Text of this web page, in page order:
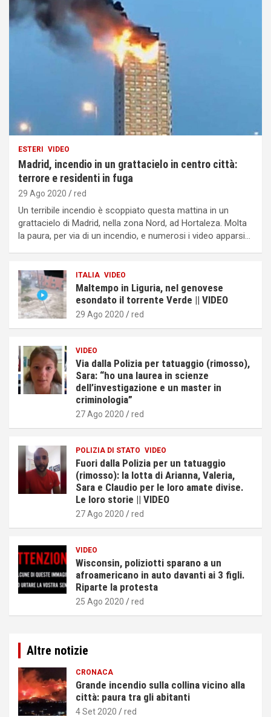
ESTERI VIDEO
Madrid, incendio in un grattacielo in centro città:
terrore e residenti in fuga
29 Ago 2020 red
Un terribile incendio è scoppiato questa mattina in un
grattacielo di Madrid, nella zona Nord, ad Hortaleza. Molta
la paura, per via di un incendio, e numerosi i video apparsi…
ITALIA VIDEO
Maltempo in Liguria, nel genovese
esondato il torrente Verde || VIDEO
29 Ago 2020 red
VIDEO
Via dalla Polizia per tatuaggio (rimosso),
Sara: “ho una laurea in scienze
dell’investigazione e un master in
criminologia”
27 Ago 2020 red
POLIZIA DI STATO VIDEO
Fuori dalla Polizia per un tatuaggio
(rimosso): la lotta di Arianna, Valeria,
Sara e Claudio per le loro amate divise.
Le loro storie || VIDEO
27 Ago 2020 red
VIDEO
Wisconsin, poliziotti sparano a un
afroamericano in auto davanti ai 3 figli.
Riparte la protesta
25 Ago 2020 red
Altre notizie
CRONACA
Grande incendio sulla collina vicino alla
città: paura tra gli abitanti
4 Set 2020 red